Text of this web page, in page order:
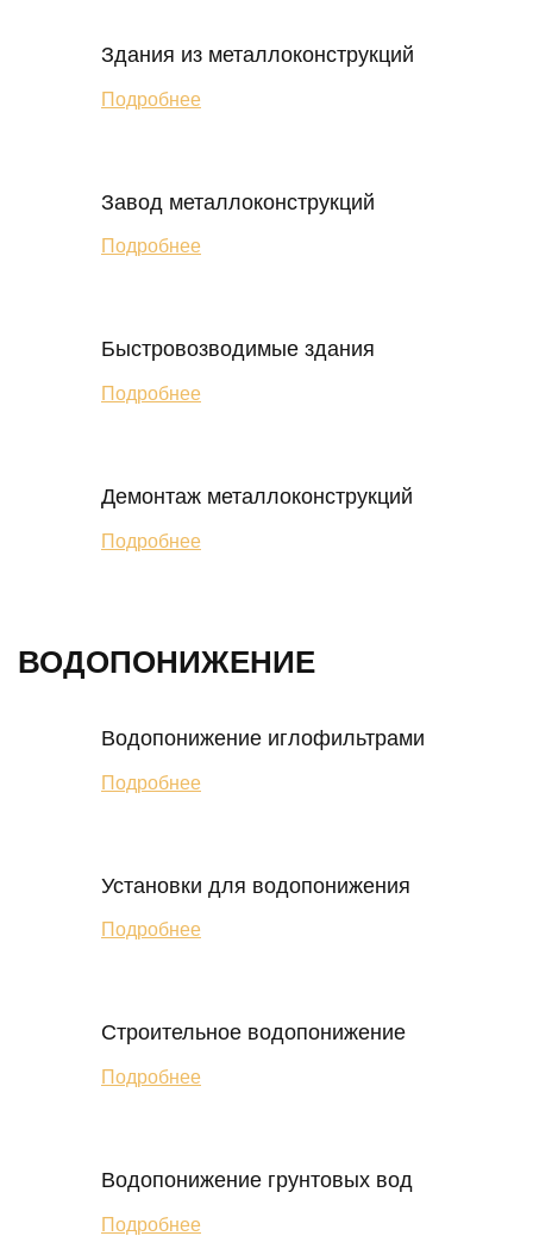
Здания из металлоконструкций
Подробнее
Завод металлоконструкций
Подробнее
Быстровозводимые здания
Подробнее
Демонтаж металлоконструкций
Подробнее
ВОДОПОНИЖЕНИЕ
Водопонижение иглофильтрами
Подробнее
Установки для водопонижения
Подробнее
Строительное водопонижение
Подробнее
Водопонижение грунтовых вод
Подробнее